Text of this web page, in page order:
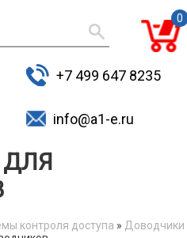
0
+7 499 647 8235
info@a1-e.ru
контроля доступа » Доводчики